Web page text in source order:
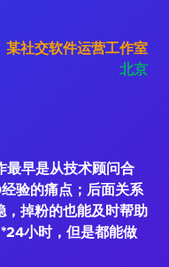
某社交软件运营工作室
北京
最早是从技术顾问合
验的痛点；后面关系
，掉粉的也能及时帮助
小时，但是都能做